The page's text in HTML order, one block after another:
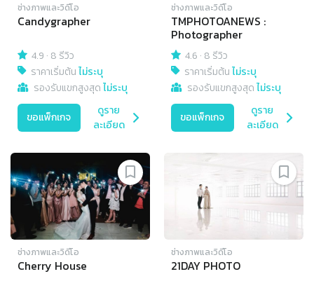
ช่างภาพและวิดีโอ
Candygrapher
4.9 · 8 รีวิว
ราคาเริ่มต้นไม่ระบุ
รองรับแขกสูงสุดไม่ระบุ
ขอแพ็กเกจ
ดูราย
ละเอียด
ช่างภาพและวิดีโอ
TMPHOTOANEWS :
Photographer
4.6 · 8 รีวิว
ราคาเริ่มต้นไม่ระบุ
รองรับแขกสูงสุดไม่ระบุ
ขอแพ็กเกจ
ดูราย
ละเอียด
ช่างภาพและวิดีโอ
Cherry House
ช่างภาพและวิดีโอ
21DAY PHOTO